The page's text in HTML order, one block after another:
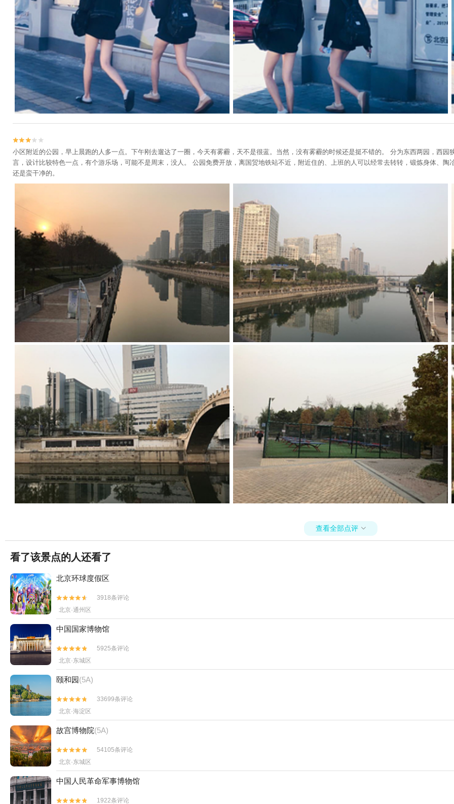


小区附近的公园，早上晨跑的人多一点。下午刚去遛达了一圈，今天有雾霾，天不是很蓝。当然，没有雾霾的时候还是挺不错的。 分为东西两园，西
言，设计比较特色一点，有个游乐场，可能不是周末，没人。 公园免费开放，离国贸地铁站不近，附近住的、上班的人可以经常去转转，锻炼身体、
还是蛮干净的。
查看全部点评 
看了该景点的人还看了
北京环球度假区


3918条评论
北京·通州区
中国国家博物馆


5925条评论
北京·东城区
颐和园(5A)


33699条评论
北京·海淀区
故宫博物院(5A)


54105条评论
北京·东城区
中国人民革命军事博物馆

 1922条评论